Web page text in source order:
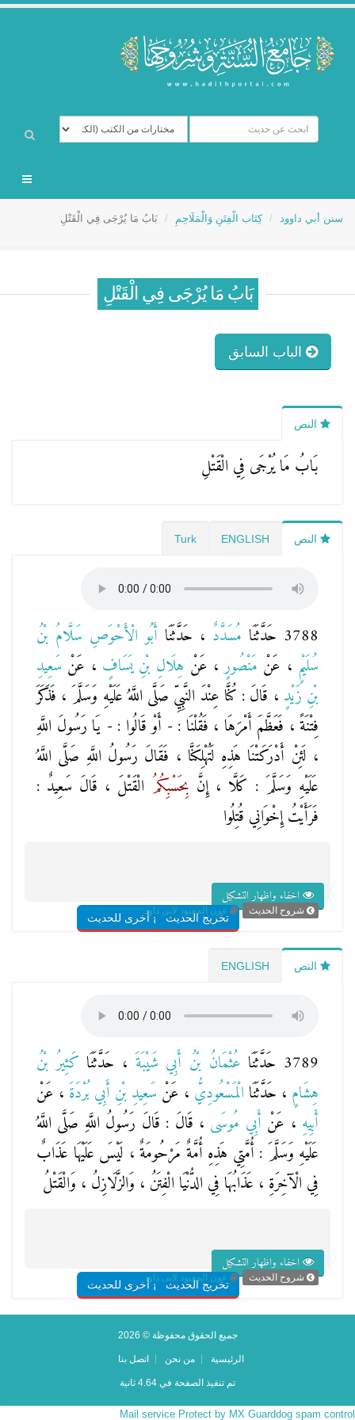
سنن أبي داوود كِتَاب الْفِتَنِ وَالْمَلَاحِمِ بَابُ مَا يُرْجَى فِي الْقَتْلِ
بَابُ مَا يُرْجَى فِي الْقَتْلِ
الباب السابق
النص
بَابُ مَا يُرْجَى فِي الْقَتْلِ
النص ENGLISH
Turk
3788 حَدَّثَنَا مُسَدَّدٌ ، حَدَّثَنَا أَبُو الْأَحْوَصِ سَلَّامُ بْنُ
سُلَيْمٍ ، عَنْ مَنْصُورٍ، عَنْ هِلَالِ بْنِ يَسَافٍ ، عَنْ سَعِيدِ
بْنِ زَيْدٍ ، قَالَ : كُنَّا عِنْدَ النَّبِيِّ صَلَّى اللَّهُ عَلَيْهِ وَسَلَّمَ ، فَذَكَرَ
فِتْنَةً ، فَعَظَّمَ أَمْرَهَا ، فَقُلْنَا : - أَوْ قَالُوا : - يَا رَسُولَ اللَّهِ
، لَئِنْ أَدْرَكَتْنَا هَذِهِ لَتُهْلِكَنَّا ، فَقَالَ رَسُولُ اللَّهِ صَلَّى اللَّهُ
عَلَيْهِ وَسَلَّمَ : كَلَّا ، إِنَّ بِحَسْبِكُمُ الْقَتْلَ ، قَالَ سَعِيدٌ :
فَرَأَيْتُ إِخْوَانِي قُتِلُوا
اخفاء واظهار التشكيل
تخريج الحديثشروح أخرى للحديث
شروح الحديث عون المعبود لابى داود
النص ENGLISH
3789 حَدَّثَنَا عُثْمَانُ بْنُ أَبِي شَيْبَةَ ، حَدَّثَنَا كَثِيرُ بْنُ
هِشَامٍ ، حَدَّثَنَا الْمَسْعُودِيُّ ، عَنْ سَعِيدِ بْنِ أَبِي بُرْدَةَ ، عَنْ
أَبِيهِ ، عَنْ أَبِي مُوسَى ، قَالَ : قَالَ رَسُولُ اللَّهِ صَلَّى اللَّهُ
عَلَيْهِ وَسَلَّمَ : أُمَّتِي هَذِهِ أُمَّةٌ مَرْحُومَةٌ ، لَيْسَ عَلَيْهَا عَذَابٌ
فِي الْآخِرَةِ ، عَذَابُهَا فِي الدُّنْيَا الْفِتَنُ ، وَالزَّلَازِلُ ، وَالْقَتْلُ
اخفاء واظهار التشكيل
تخريج الحديثشروح أخرى للحديث
شروح الحديث عون المعبود لابى داود
جميع الحقوق محفوظة © 2026
الرئيسية من نحن اتصل بنا
تم تنفيذ الصفحة في 4.64 ثانية
Mail service Protect by MX Guarddog spam control